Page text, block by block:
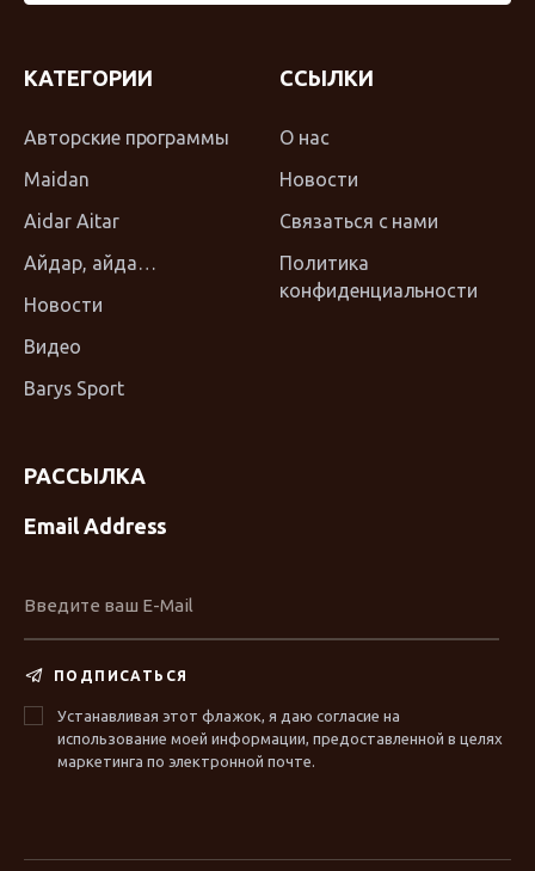
КАТЕГОРИИ
Авторские программы
Maidan
Aidar Aitar
Айдар, айда…
Новости
Видео
Barys Sport
ССЫЛКИ
О нас
Новости
Связаться с нами
Политика
конфиденциальности
РАССЫЛКА
Email Address
ПОДПИСАТЬСЯ
Устанавливая этот флажок, я даю согласие на
использование моей информации, предоставленной в целях
маркетинга по электронной почте.